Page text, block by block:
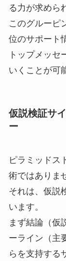
る力が求めら
このグルーピ
位のサポート
トップメッセ
いくことが可
仮説検証サ
ー
ピラミッドス
術ではありま
それは、仮説
います。
まず結論（仮
ーライン（主
らを支持する